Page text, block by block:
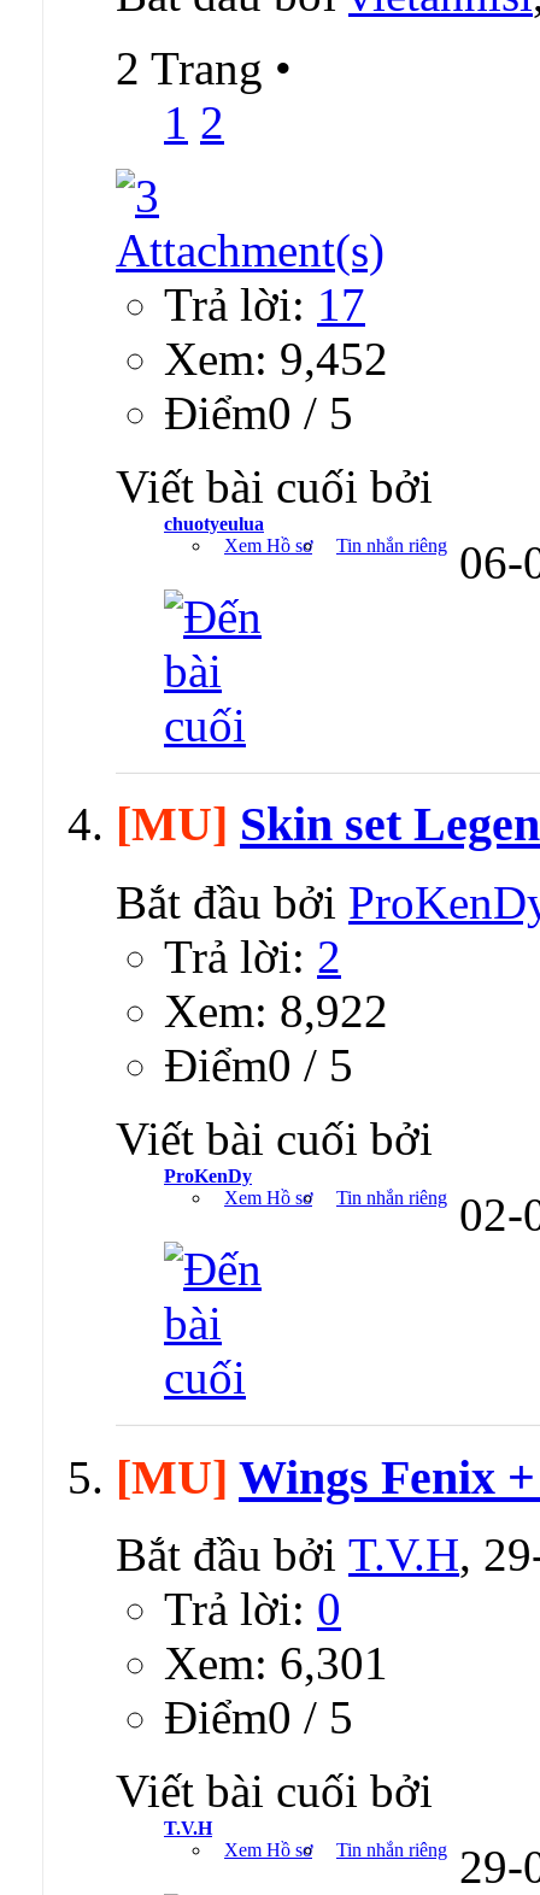
2 Trang •
1 2
Trả lời: 17
Xem: 9,452
Ðiểm0 / 5
Viết bài cuối bởi
chuotyeulua
Xem Hồ sơ
Tin nhắn riêng 06-
[MU] Skin set
Bắt đầu bởi
Trả lời: 2
Xem: 8,922
Ðiểm0 / 5
Viết bài cuối bởi
ProKenDy
Xem Hồ sơ
Tin nhắn riêng 02-
[MU] Wings Fenix
Bắt đầu bởi T.V.H,
Trả lời: 0
Xem: 6,301
Ðiểm0 / 5
Viết bài cuối bởi
T.V.H
Xem Hồ sơ
Tin nhắn riêng 29-